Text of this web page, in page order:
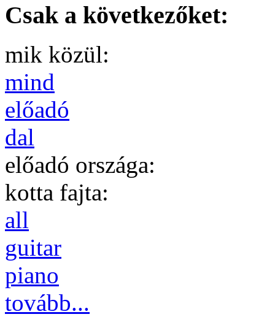
Csak a következőket:
mik közül:
mind
előadó
dal
előadó országa:
kotta fajta:
all
guitar
piano
tovább...